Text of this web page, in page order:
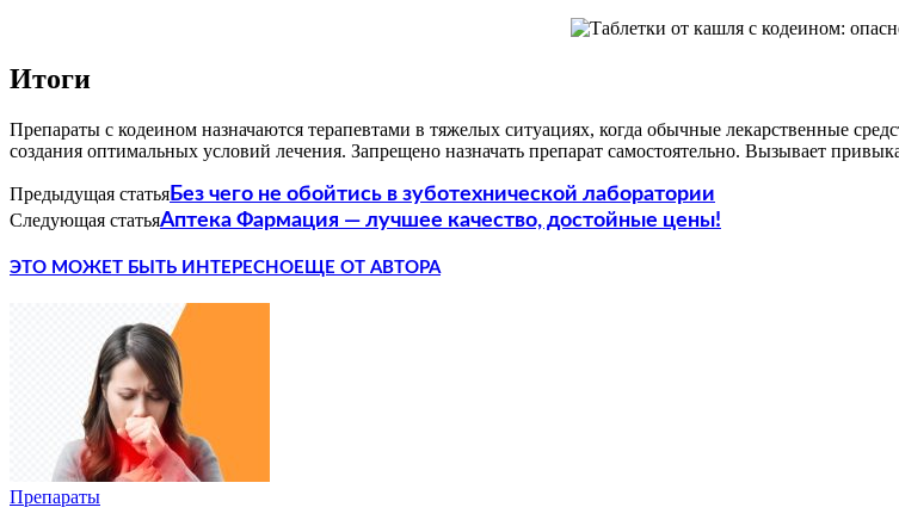
Итоги
Препараты с кодеином назначаются терапевтами в тяжелых ситуациях, когда обычные лекарственные
создания оптимальных условий лечения. Запрещено назначать препарат самостоятельно. Вызывает
Предыдущая статьяБез чего не обойтись в зуботехнической лаборатории
Следующая статьяАптека Фармация — лучшее качество, достойные цены!
ЭТО МОЖЕТ БЫТЬ ИНТЕРЕСНО ЕЩЕ ОТ АВТОРА
Препараты